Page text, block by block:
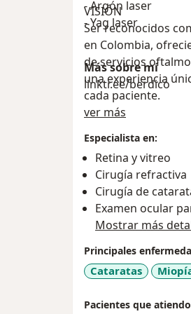
VISIÓN
Ser reconocidos
en Colombia,
de servicios
una experiencia
cada paciente.
altamente
la satisfacción del
. Mejorar
paciente, desde la
recuperación
. Expandir
internacional,
a tratamientos
OBJETIVOS
- Argón laser
- Yag laser
Más sobre mí
linktr.ee/berdico
ver más
Especialista en:
Retina y vitreo
Cirugía refractiva
Cirugía de
Examen ocular
Mostrar más
Principales
Cataratas
Pacientes que atiendo